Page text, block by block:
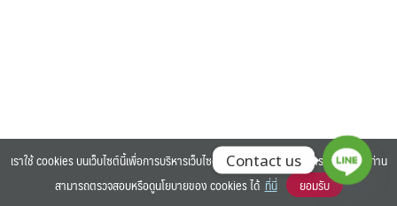
©2025 BANGKOK UNIVERSITY. ALL RIGHTS RESERVED.
เราใช้ cookies บนเว็บไซต์นี้เพื่อการบริหารเว็บไซต์ และเพิ่มประสิทธิภาพการใช้งานของท่าน
สามารถตรวจสอบหรือดูนโยบายของ cookies ได้ ที่นี่ ยอมรับ
Contact us